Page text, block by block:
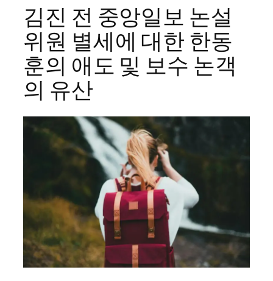
김진 전 중앙일보 논설
위원 별세에 대한 한동
훈의 애도 및 보수 논객
의 유산